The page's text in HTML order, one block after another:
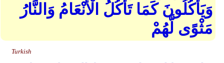
وَيَأْكُلُونَ كَمَا تَأْكُلُ الْأَنْعَامُ وَالنَّارُ
مَثْوًى لَّهُمْ
Turkish